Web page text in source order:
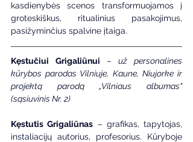
kasdienybės scenos transformuojamos į
groteskiškus, ritualinius pasakojimus,
pasižyminčius spalvine įtaiga.
Kęstučiui Grigaliūnui
– už personalines
kūrybos parodas Vilniuje, Kaune, Niujorke ir
projektą parodą „Vilniaus albumas"
(sąsiuvinis Nr. 2)
Kęstutis Grigaliūnas – grafikas, tapytojas,
instaliacijų autorius, profesorius. Kūryboje